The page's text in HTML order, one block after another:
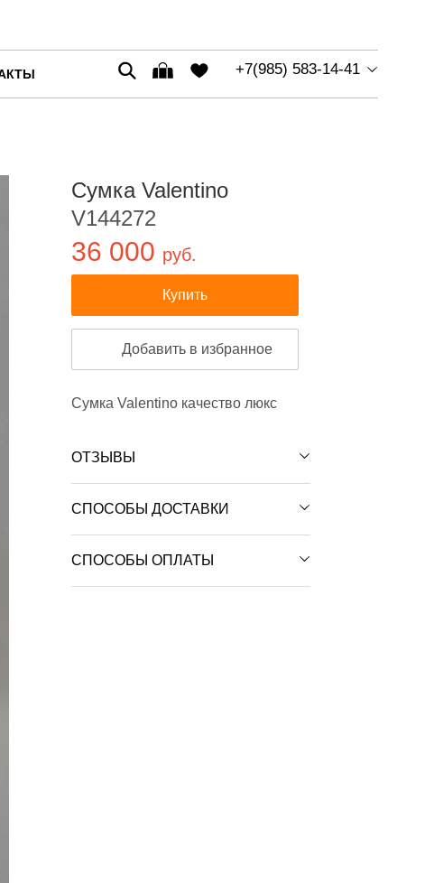
+7(985) 583-14-41
Сумка Valentino
V144272
36 000 руб.
Купить
Добавить в избранное
Сумка Valentino качество люкс
ОТЗЫВЫ
СПОСОБЫ ДОСТАВКИ
СПОСОБЫ ОПЛАТЫ